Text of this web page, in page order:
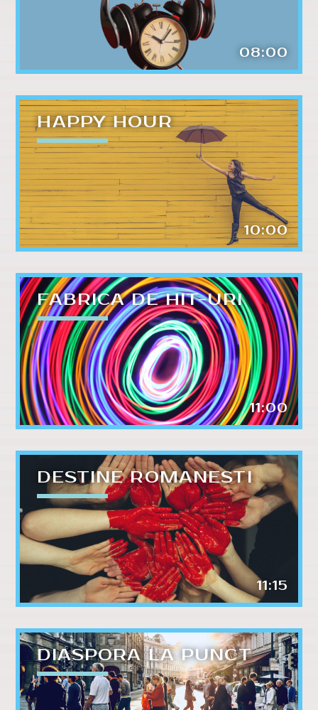
Whatsapp
08:00
HAPPY HOUR
10:00
FABRICA DE HIT-URI
11:00
DESTINE ROMANESTI
11:15
DIASPORA LA PUNCT